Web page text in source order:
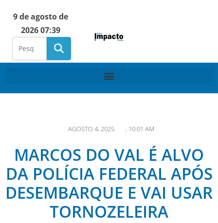
9 de agosto de
2026 07:39
AGOSTO 4, 2025 , 10:01 AM
MARCOS DO VAL É ALVO
DA POLÍCIA FEDERAL APÓS
DESEMBARQUE E VAI USAR
TORNOZELEIRA